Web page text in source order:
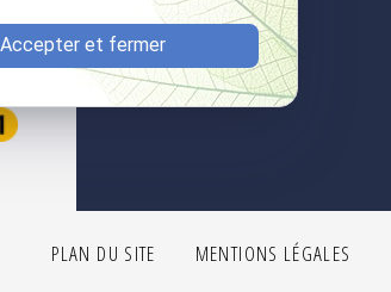
PLAN DU SITE MENTIONS LÉGALES
Accepter et fermer